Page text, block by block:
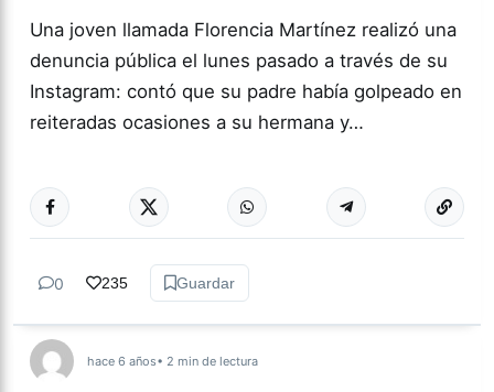
Una joven llamada Florencia Martínez realizó una
denuncia pública el lunes pasado a través de su
Instagram: contó que su padre había golpeado en
reiteradas ocasiones a su hermana y…
GÉNERO Y
DIVERSIDAD
Más
0 235 Guardar
hace 6 años• 2 min de lectura